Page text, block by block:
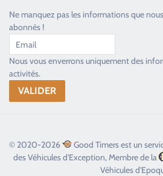
Ne manquez pas les informations que
abonnés !
Nous vous enverrons uniquement des
activités.
© 2020-2026 Good Timers est un
des Véhicules d'Exception, Membre de la
Véhicules